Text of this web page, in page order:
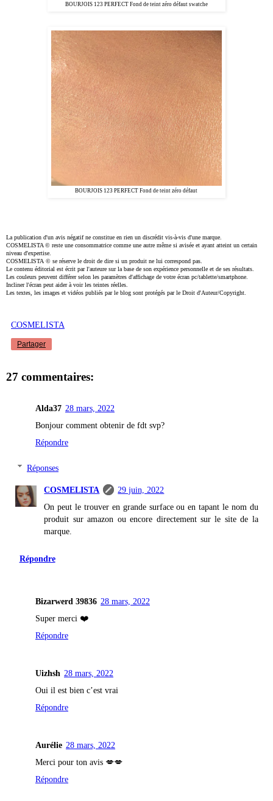
BOURJOIS 123 PERFECT Fond de teint zéro défaut swatche
BOURJOIS 123 PERFECT Fond de teint zéro défaut
La publication d'un avis négatif ne constitue en rien un discrédit vis-à-vis d'une marque.
COSMELISTA © reste une consommatrice comme une autre même si avisée et ayant atteint un certain
niveau d'expertise.
COSMELISTA © se réserve le droit de dire si un produit ne lui correspond pas.
Le contenu éditorial est écrit par l'auteure sur la base de son expérience personnelle et de ses résultats.
Les couleurs peuvent différer selon les paramètres d'affichage de votre écran pc/tablette/smartphone
Incliner l'écran peut aider à voir les teintes réelles.
Les textes, les images et vidéos publiés par le blog sont protégés par le Droit d'Auteur/Copyright
COSMELISTA
Partager
27 commentaires:
Alda37 28 mars, 2022
Bonjour comment obtenir de fdt svp?
Répondre
Réponses
COSMELISTA
29 juin, 2022
On peut le trouver en grande surface ou en tapant le nom du
produit sur amazon ou encore directement sur le site de la
marque.
Répondre
Bizarwerd 39836 28 mars, 2022
Super merci ❤️
Répondre
Uizhsh 28 mars, 2022
Oui il est bien c’est vrai
Répondre
Aurélie 28 mars, 2022
Merci pour ton avis 💋💋
Répondre